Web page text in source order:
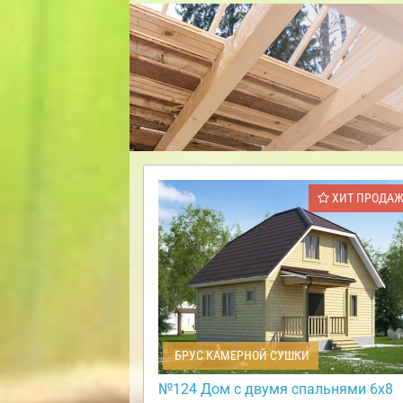
ХИТ ПРОДАЖ
БРУС КАМЕРНОЙ СУШКИ
№124 Дом с двумя спальнями 6х8